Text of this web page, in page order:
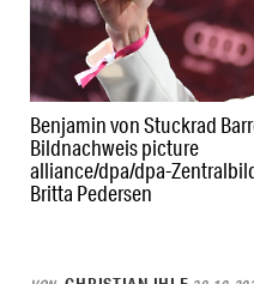
Benjamin von Stuckrad
Bildnachweis picture
alliance/dpa/dpa-
Britta Pedersen